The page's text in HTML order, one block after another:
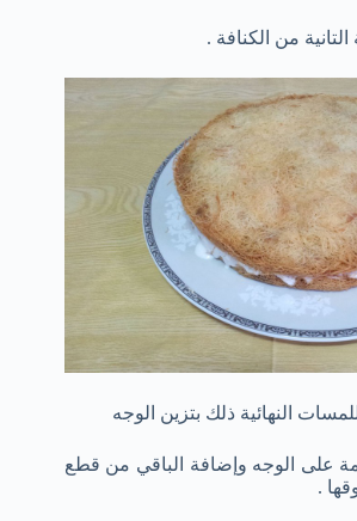
على الوجه وإضافة الباقي من قطع
.